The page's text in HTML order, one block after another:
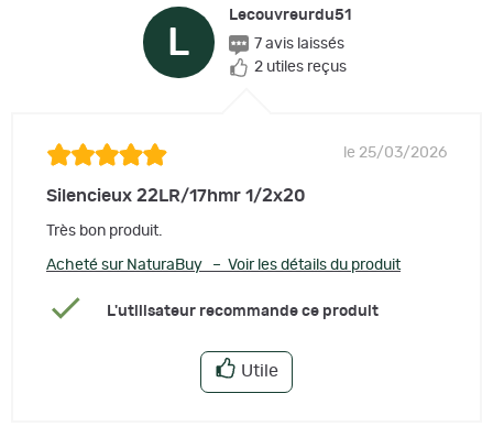
L
Lecouvreurdu51
7 avis laissés
2 utiles reçus
le 25/03/2026
Silencieux 22LR/17hmr 1/2x20
Très bon produit.
Acheté sur NaturaBuy – Voir les détails du produit
L'utilisateur recommande ce produit
Utile